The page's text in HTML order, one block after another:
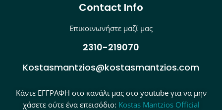
Contact Info
Επικοινωνήστε μαζί μας
2310-219070
Kostasmantzios@kostasmantzios.com
Κάντε ΕΓΓΡΑΦΗ στο κανάλι μας στο youtube για να μην
χάσετε ούτε ένα επεισόδιο: Kostas Mantzios Official